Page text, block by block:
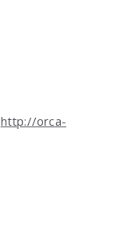
http://orca-